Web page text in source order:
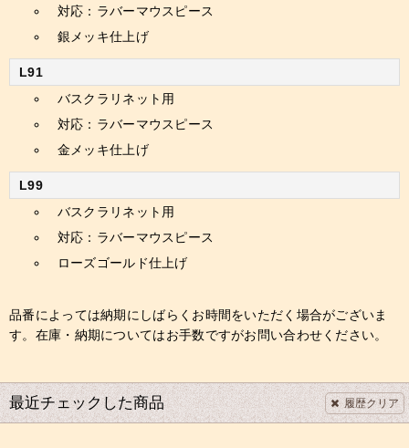
対応：ラバーマウスピース
銀メッキ仕上げ
L91
バスクラリネット用
対応：ラバーマウスピース
金メッキ仕上げ
L99
バスクラリネット用
対応：ラバーマウスピース
ローズゴールド仕上げ
品番によっては納期にしばらくお時間をいただく場合がございま
す。在庫・納期についてはお手数ですがお問い合わせください。
最近チェックした商品 履歴クリア